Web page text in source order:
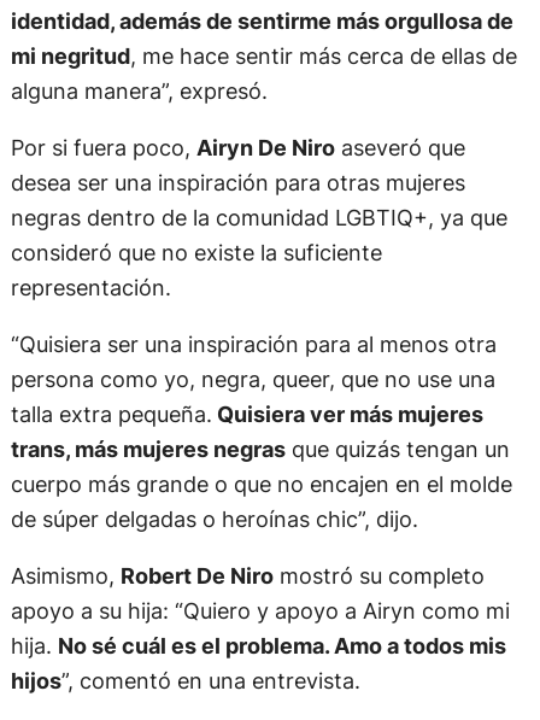
identidad, además de sentirme más orgullosa de
mi negritud, me hace sentir más cerca de ellas de
alguna manera”, expresó.
Por si fuera poco, Airyn De Niroaseveró que
desea ser una inspiración para otras mujeres
negras dentro de la comunidad LGBTIQ+, ya que
consideró que no existe la suficiente
representación.
“Quisiera ser una inspiración para al menos otra
persona como yo, negra, queer, que no use una
talla extra pequeña. Quisiera ver más mujeres
trans, más mujeres negrasque quizás tengan un
cuerpo más grande o que no encajen en el molde
de súper delgadas o heroínas chic”, dijo.
Asimismo, Robert De Niromostró su completo
apoyo a su hija: “Quiero y apoyo a Airyn como mi
hija. No sé cuál es el problema. Amo a todos mis
hijos”, comentó en una entrevista.